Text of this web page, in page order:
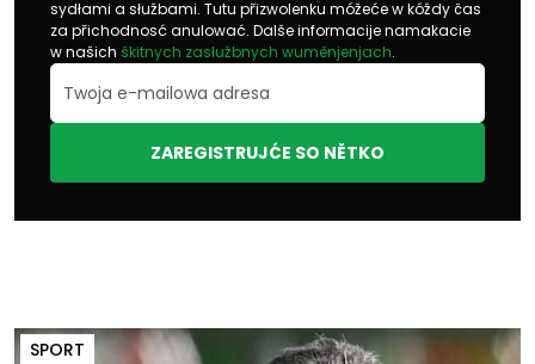
sydłami a słužbami. Tutu přizwolenku móžeće w kóždy čas
za přichodnosć anulować. Dalše informacije namakacie
w našich škitnych zasłužbnych wuměnjenjach.
ZAREGISTRUJĆE SO NĚTKO
SPORT